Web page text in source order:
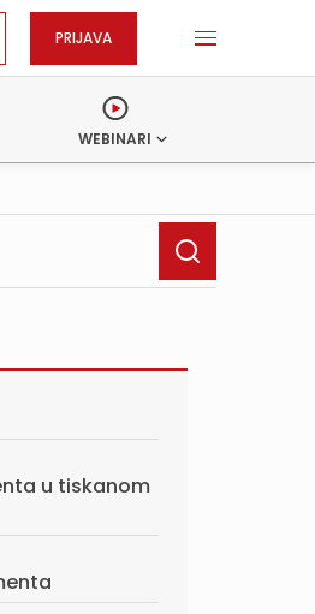
PRIJAVA
WEBINARI
u tiskanom